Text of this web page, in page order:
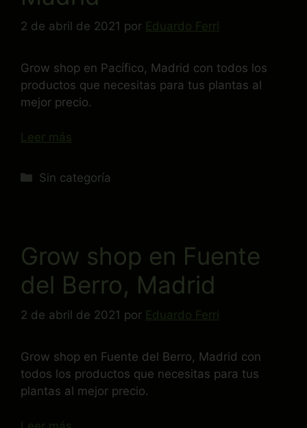
2 de abril de 2021 por Eduardo Ferri
Grow shop en Pacífico, Madrid con todos los
productos que necesitas para tus plantas al
mejor precio.
Leer más
Sin categoría
Grow shop en Fuente
del Berro, Madrid
2 de abril de 2021 por Eduardo Ferri
Grow shop en Fuente del Berro, Madrid con
todos los productos que necesitas para tus
plantas al mejor precio.